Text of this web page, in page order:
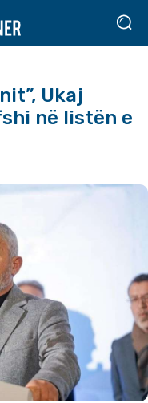
Ukaj
në listën e